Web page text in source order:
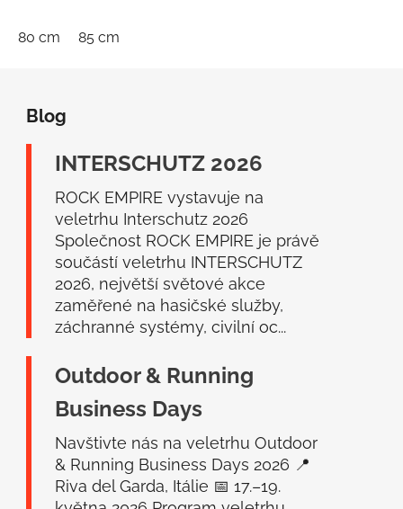
80 cm 85 cm
Blog
INTERSCHUTZ 2026
ROCK EMPIRE vystavuje na
veletrhu Interschutz 2026
Společnost ROCK EMPIRE je právě
součástí veletrhu INTERSCHUTZ
2026, největší světové akce
zaměřené na hasičské služby,
záchranné systémy, civilní oc...
Outdoor & Running
Business Days
Navštivte nás na veletrhu Outdoor
& Running Business Days 2026 📍
Riva del Garda, Itálie 📅 17.–19.